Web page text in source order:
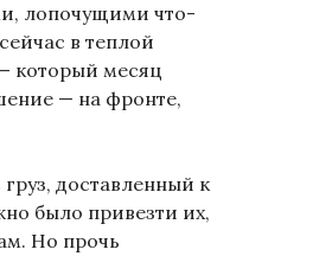
лопочущими что-
в теплой
который месяц
— на фронте,
доставленный к
было привезти их,
Но прочь